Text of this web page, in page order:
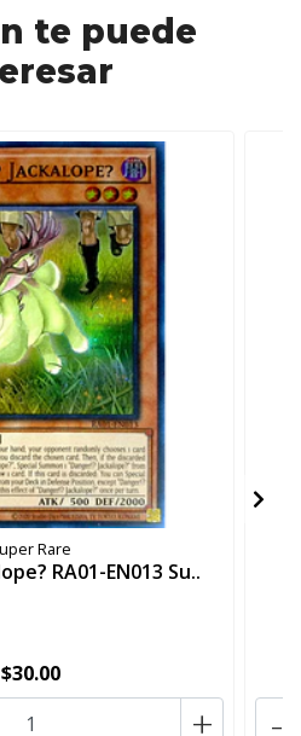
te puede
Rare
RA01-EN013 Su..
$30.00
+ -